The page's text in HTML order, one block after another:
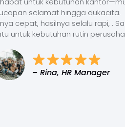
selamat hingga dukacita.
cepat, hasilnya selalu rapi, .
untuk kebutuhan rutin
– Rina, HR Manager